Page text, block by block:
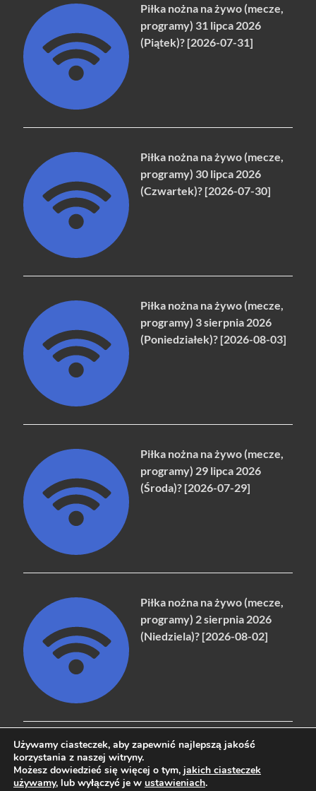
Piłka nożna na żywo (mecze,
programy) 31 lipca 2026
(Piątek)? [2026-07-31]
Piłka nożna na żywo (mecze,
programy) 30 lipca 2026
(Czwartek)? [2026-07-30]
Piłka nożna na żywo (mecze,
programy) 3 sierpnia 2026
(Poniedziałek)? [2026-08-03]
Piłka nożna na żywo (mecze,
programy) 29 lipca 2026
(Środa)? [2026-07-29]
Piłka nożna na żywo (mecze,
programy) 2 sierpnia 2026
(Niedziela)? [2026-08-02]
Copyright © 2026naziemna.info - Telewizja cyfrowa, Radio,
Używamy ciasteczek, aby zapewnić najlepszą jakość
korzystania z naszej witryny.
Możesz dowiedzieć się więcej o tym, jakich ciasteczek
używamy, lub wyłączyć je w ustawieniach.